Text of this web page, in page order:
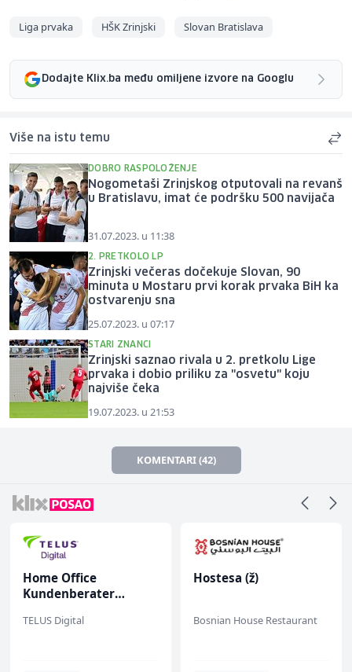
Liga prvaka HŠK Zrinjski Slovan Bratislava
Dodajte Klix.ba među omiljene izvore na Googlu
Više na istu temu
DOBRO RASPOLOŽENJE
Nogometaši Zrinjskog otputovali na revanš
u Bratislavu, imat će podršku 500 navijača
31.07.2023. u 11:38
2. PRETKOLO LP
Zrinjski večeras dočekuje Slovan, 90
minuta u Mostaru prvi korak prvaka BiH ka
ostvarenju sna
25.07.2023. u 07:17
STARI ZNANCI
Zrinjski saznao rivala u 2. pretkolu Lige
prvaka i dobio priliku za "osvetu" koju
najviše čeka
19.07.2023. u 21:53
KOMENTARI (42)
Home Office
Kundenberater
TELUS Digital
Hostesa (ž)
Bosnian House Restaurant